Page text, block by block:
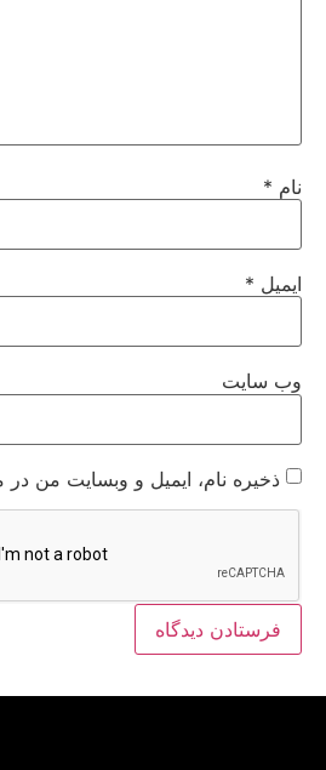
نام *
ایمیل *
وب‌ سایت
ذخیره نام، ایمیل و وبسایت من